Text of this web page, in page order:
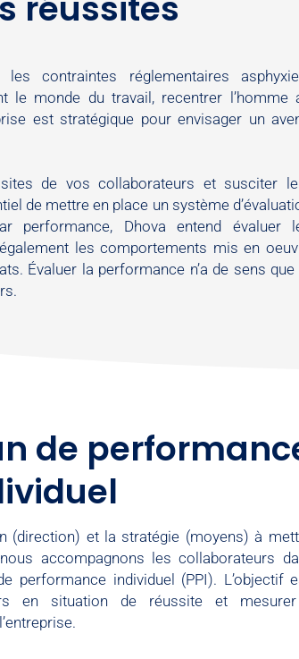
contraintes réglementaires
le monde du travail, recentrer l’homme
est stratégique pour envisager un
de vos collaborateurs et susciter
de mettre en place un système
performance, Dhova entend évaluer
les comportements mis en
Évaluer la performance n’a de sens que
de
(direction) et la stratégie (moyens) à
accompagnons les collaborateurs
performance individuel (PPI). L’objectif
en situation de réussite et